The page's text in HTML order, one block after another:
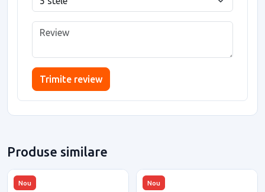
Trimite review
Produse similare
Nou Nou